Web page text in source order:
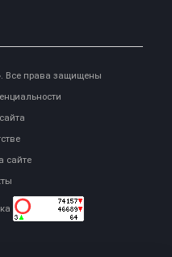
Все права защищены
сайте